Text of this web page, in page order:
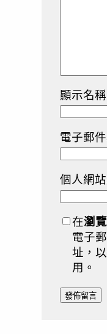
顯示名稱
電子郵
個人網
在瀏
電子
址，
用。